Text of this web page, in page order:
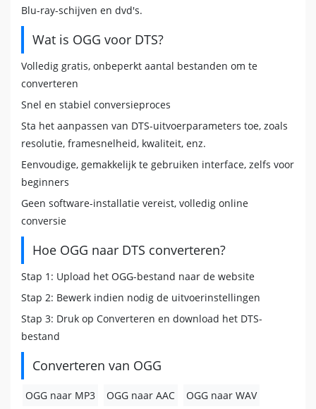
Blu-ray-schijven en dvd's.
Wat is OGG voor DTS?
Volledig gratis, onbeperkt aantal bestanden om te
converteren
Snel en stabiel conversieproces
Sta het aanpassen van DTS-uitvoerparameters toe, zoals
resolutie, framesnelheid, kwaliteit, enz.
Eenvoudige, gemakkelijk te gebruiken interface, zelfs voor
beginners
Geen software-installatie vereist, volledig online
conversie
Hoe OGG naar DTS converteren?
Stap 1: Upload het OGG-bestand naar de website
Stap 2: Bewerk indien nodig de uitvoerinstellingen
Stap 3: Druk op Converteren en download het DTS-
bestand
Converteren van OGG
OGG naar MP3 OGG naar AAC OGG naar WAV